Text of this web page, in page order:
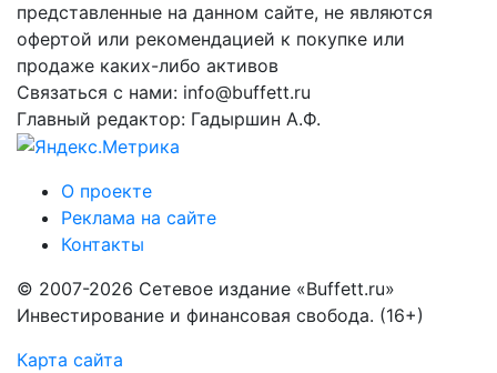
представленные на данном сайте, не являются
офертой или рекомендацией к покупке или
продаже каких-либо активов
Связаться с нами: info@buffett.ru
Главный редактор: Гадыршин А.Ф.
О проекте
Реклама на сайте
Контакты
© 2007-2026 Сетевое издание «Buffett.ru»
Инвестирование и финансовая свобода. (16+)
Карта сайта